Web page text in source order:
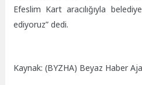
Efeslim Kart aracılığıyla
ediyoruz” dedi.
Kaynak: (BYZHA) Beyaz Haber